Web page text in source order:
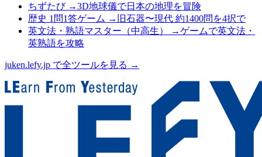
ちずたび→3D地球儀で日本の地理を冒険
歴史 1問1答ゲーム → 旧石器〜現代 約1400問を4択で
英文法・熟語マスター（中高生）
→ゲームで英文法・
英熟語を攻略
juken.lefy.jp で全ツールを見る →